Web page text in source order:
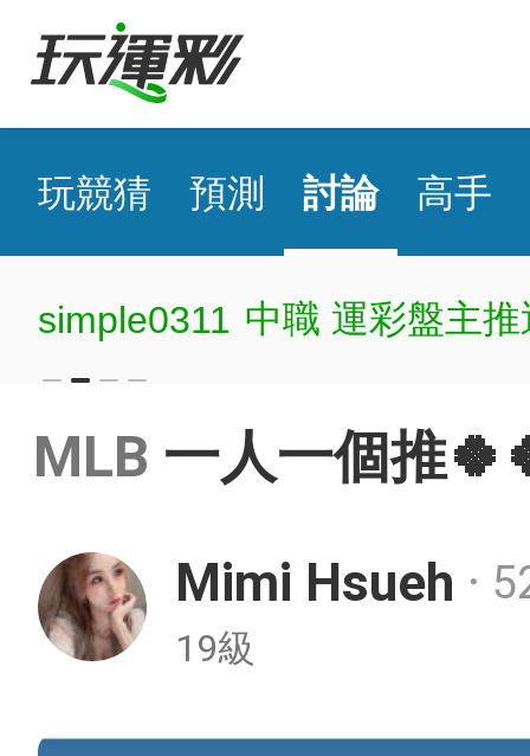
玩競猜 預測 討論 高手
simple0311 中職 運彩盤主
MLB 一人一個推
Mimi Hsueh ・
19級